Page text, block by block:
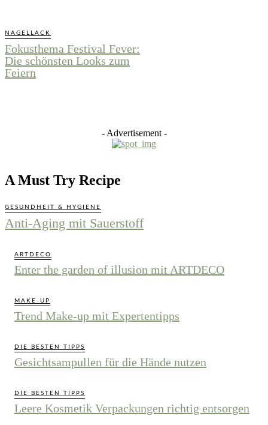
NAGELLACK
Fokusthema Festival Fever:
Die schönsten Looks zum
Feiern
- Advertisement -
A Must Try Recipe
GESUNDHEIT & HYGIENE
Anti-Aging mit Sauerstoff
ARTDECO
Enter the garden of illusion mit ARTDECO
MAKE-UP
Trend Make-up mit Expertentipps
DIE BESTEN TIPPS
Gesichtsampullen für die Hände nutzen
DIE BESTEN TIPPS
Leere Kosmetik Verpackungen richtig entsorgen